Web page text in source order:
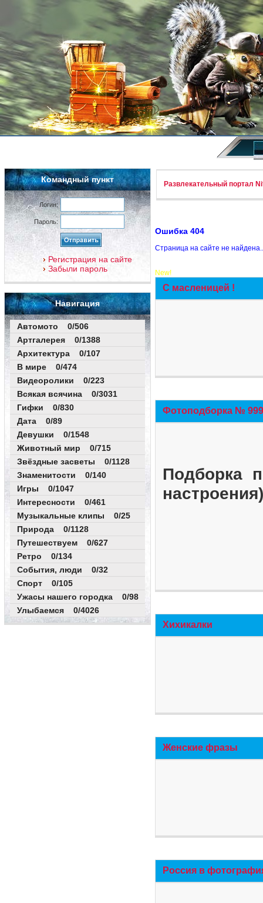
Командный пункт
Логин:
Пароль:
Регистрация на сайте
Забыли пароль
Навигация
Автомото 0/506
Артгалерея 0/1388
Архитектура 0/107
В мире 0/474
Видеоролики 0/223
Всякая всячина 0/3031
Гифки 0/830
Дата 0/89
Девушки 0/1548
Животный мир 0/715
Звёздные засветы 0/1128
Знаменитости 0/140
Игры 0/1047
Интересности 0/461
Музыкальные клипы 0/25
Природа 0/1128
Путешествуем 0/627
Ретро 0/134
События, люди 0/32
Спорт 0/105
Ужасы нашего городка 0/98
Улыбаемся 0/4026
Развлекательный портал
Ошибка 404
Страница на сайте не
New!
С масленицей !
Фотоподборка №
Подборка
Хихикалки
Женские фразы
Россия в